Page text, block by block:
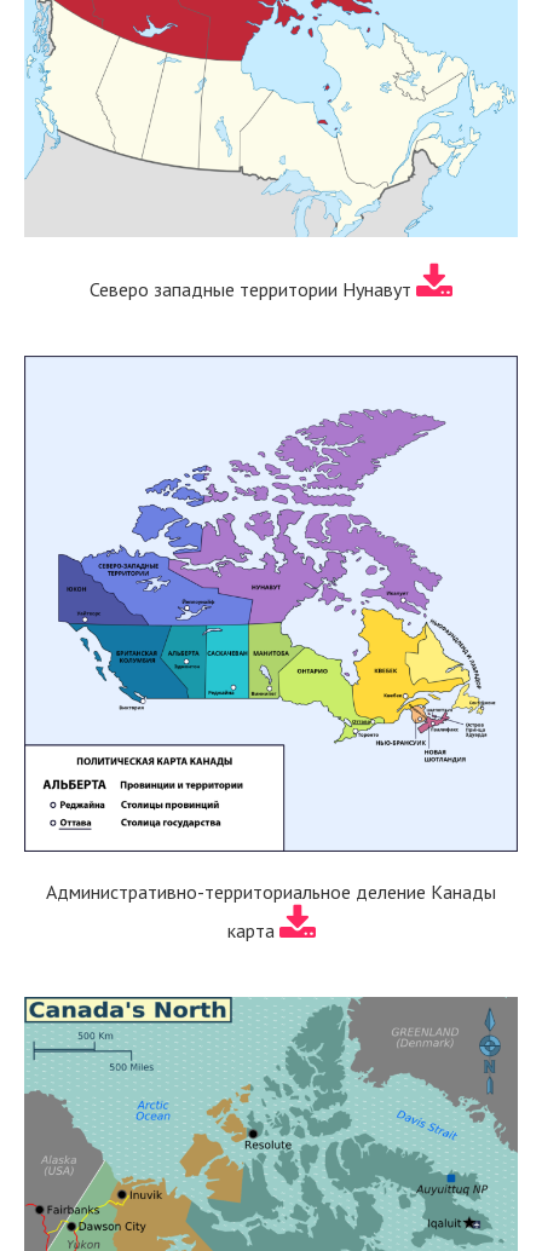
Северо западные территории Нунавут
Административно-территориальное деление Канады
карта